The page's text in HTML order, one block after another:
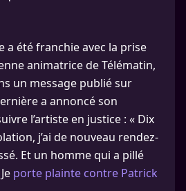
a été franchie avec la prise
animatrice de Télématin,
un message publié sur
a annoncé son
l’artiste en justice : « Dix
j’ai de nouveau rendez-
Et un homme qui a pillé
porte plainte contre Patrick